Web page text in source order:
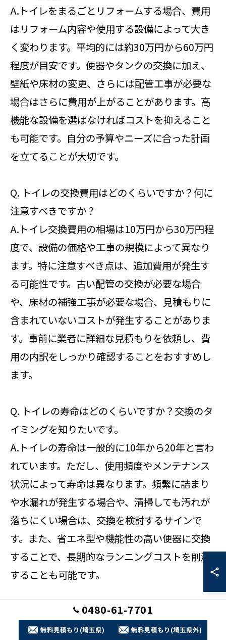
A.トイレをまるごとリフォームする場合、費用
はリフォーム内容や使用する設備によって大き
く変わります。平均的には約30万円から60万円
程度が目安です。便器やタンクの交換に加え、
壁紙や床材の変更、さらには配管工事が必要な
場合はさらに費用が上がることがあります。高
機能な設備を選ばなければコストを抑えること
も可能です。自分の予算やニーズに合った計画
を立てることが大切です。
Q. トイレの交換費用はどのくらいですか？何に
注意すべきですか？
A.トイレ交換費用の相場は10万円から30万円程
度で、設備の価格や工事の規模によって異なり
ます。特に注意すべき点は、追加費用が発生す
る可能性です。古い配管の交換が必要な場合
や、床材の補強工事が必要な場合、見積もりに
含まれていないコストが発生することがありま
す。事前に業者に詳細な見積もりを依頼し、費
用の内訳をしっかり確認することをおすすめし
ます。
Q. トイレの寿命はどのくらいですか？交換のタ
イミングを知りたいです。
A.トイレの寿命は一般的に10年から20年と言わ
れています。ただし、使用頻度やメンテナンス
状況によって寿命は異なります。頻繁に詰まり
や水漏れが発生する場合や、清掃しても汚れが
落ちにくい場合は、交換を検討するサインで
す。また、省エネ型や機能性の高い便器に交換
することで、長期的なランニングコストを削減
することも可能です。
Q. トイレリフォームで失敗しないためのポイン
トは何ですか？
0480-61-7701
無料見積もり(埼玉県) 無料見積もり(埼玉県外)